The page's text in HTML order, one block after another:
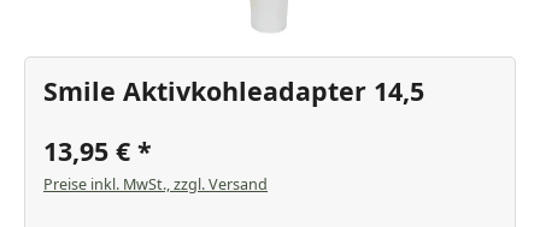
Smile Aktivkohleadapter 14,5
13,95 €
Preise inkl. MwSt., zzgl. Versand